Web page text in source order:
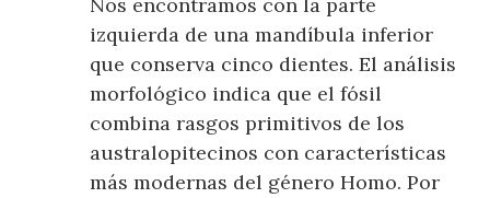
izquierda de una mandíbula inferior
que conserva cinco dientes. El análisis
morfológico indica que el fósil
combina rasgos primitivos de los
australopitecinos con características
más modernas del género Homo. Por